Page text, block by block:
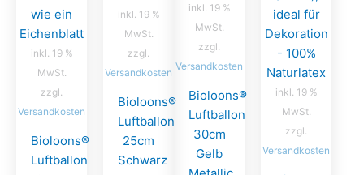
inkl. 19 %
MwSt.
zzgl.
Versandkosten
Bioloons®
Luftballon
inkl. 19 %
MwSt.
zzgl.
Versandkosten
Bioloons®
Luftballon
25cm
Schwarz
inkl. 19 %
MwSt.
zzgl.
Versandkosten
Bioloons®
Luftballon
30cm
Gelb
inkl. 19 %
MwSt.
zzgl.
Versandkosten